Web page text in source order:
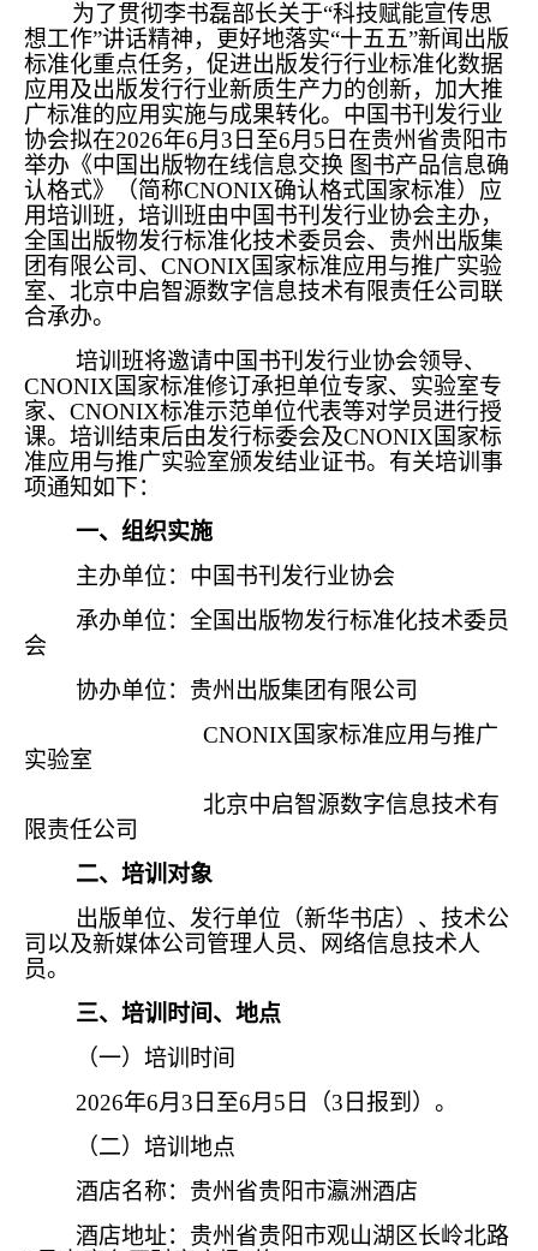
为了贯彻李书磊部长关于“科技赋能宣传思
想工作”讲话精神，更好地落实“十五五”新闻出版
标准化重点任务，促进出版发行行业标准化数据
应用及出版发行行业新质生产力的创新，加大推
广标准的应用实施与成果转化。中国书刊发行业
协会拟在2026年6月3日至6月5日在贵州省贵阳市
举办《中国出版物在线信息交换 图书产品信息确
认格式》（简称CNONIX确认格式国家标准）应
用培训班，培训班由中国书刊发行业协会主办，
全国出版物发行标准化技术委员会、贵州出版集
团有限公司、CNONIX国家标准应用与推广实验
室、北京中启智源数字信息技术有限责任公司联
合承办。
培训班将邀请中国书刊发行业协会领导、
CNONIX国家标准修订承担单位专家、实验室专
家、CNONIX标准示范单位代表等对学员进行授
课。培训结束后由发行标委会及CNONIX国家标
准应用与推广实验室颁发结业证书。有关培训事
项通知如下：
一、组织实施
主办单位：中国书刊发行业协会
承办单位：全国出版物发行标准化技术委员
会
协办单位：贵州出版集团有限公司
CNONIX国家标准应用与推广
实验室
北京中启智源数字信息技术有
限责任公司
二、培训对象
出版单位、发行单位（新华书店）、技术公
司以及新媒体公司管理人员、网络信息技术人
员。
三、培训时间、地点
（一）培训时间
2026年6月3日至6月5日（3日报到）。
（二）培训地点
酒店名称：贵州省贵阳市瀛洲酒店
酒店地址：贵州省贵阳市观山湖区长岭北路